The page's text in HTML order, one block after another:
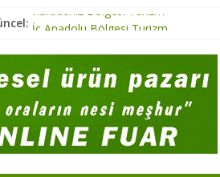
Karadeniz Bölgesi Turizm
Marmara Bölgesi Yöresel Lezzetler
Ege Bölgesi Yöresel Ürünler
Marmara Bölgesi Turizm